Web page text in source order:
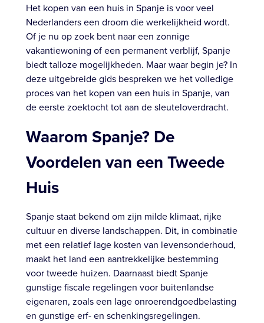
Het kopen van een huis in Spanje is voor veel
Nederlanders een droom die werkelijkheid wordt.
Of je nu op zoek bent naar een zonnige
vakantiewoning of een permanent verblijf, Spanje
biedt talloze mogelijkheden. Maar waar begin je? In
deze uitgebreide gids bespreken we het volledige
proces van het kopen van een huis in Spanje, van
de eerste zoektocht tot aan de sleuteloverdracht.
Waarom Spanje? De
Voordelen van een Tweede
Huis
Spanje staat bekend om zijn milde klimaat, rijke
cultuur en diverse landschappen. Dit, in combinatie
met een relatief lage kosten van levensonderhoud,
maakt het land een aantrekkelijke bestemming
voor tweede huizen. Daarnaast biedt Spanje
gunstige fiscale regelingen voor buitenlandse
eigenaren, zoals een lage onroerendgoedbelasting
en gunstige erf- en schenkingsregelingen.